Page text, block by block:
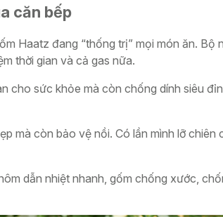
căn bếp
Haatz đang “thống trị” mọi món ăn. Bộ
thời gian và cả gas nữa.
cho sức khỏe mà còn chống dính siêu
mà còn bảo vệ nồi. Có lần mình lỡ chiên
dẫn nhiệt nhanh, gốm chống xước,